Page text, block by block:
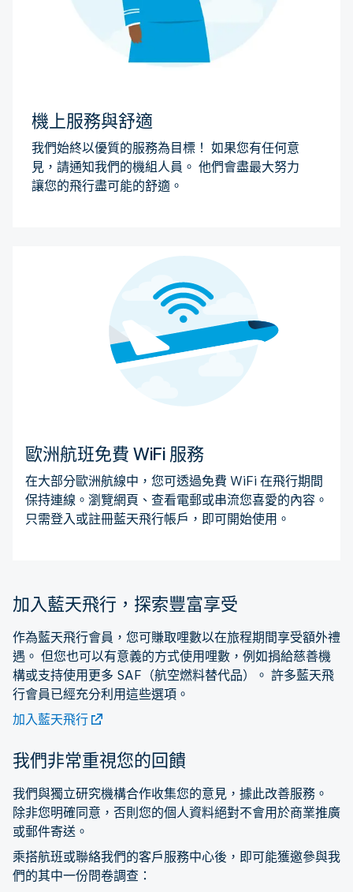
機上服務與舒適
我們始終以優質的服務為目標！ 如果您有任何意
見，請通知我們的機組人員。 他們會盡最大努力
讓您的飛行盡可能的舒適。
歐洲航班免費 WiFi 服務
在大部分歐洲航線中，您可透過免費 WiFi 在飛行期間
保持連線。瀏覽網頁、查看電郵或串流您喜愛的內容。
只需登入或註冊藍天飛行帳戶，即可開始使用。
加入藍天飛行，探索豐富享受
作為藍天飛行會員，您可賺取哩數以在旅程期間享受額外禮
遇。 但您也可以有意義的方式使用哩數，例如捐給慈善機
構或支持使用更多 SAF（航空燃料替代品）。 許多藍天飛
行會員已經充分利用這些選項。
加入藍天飛行
我們非常重視您的回饋
我們與獨立研究機構合作收集您的意見，據此改善服務。
除非您明確同意，否則您的個人資料絕對不會用於商業推廣
或郵件寄送。
乘搭航班或聯絡我們的客戶服務中心後，即可能獲邀參與我
們的其中一份問卷調查：